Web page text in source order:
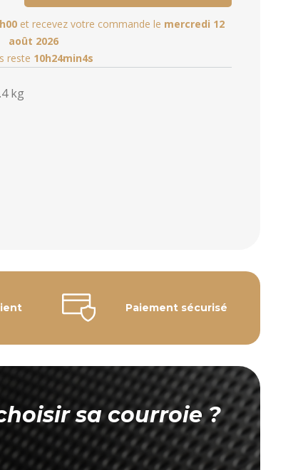
et recevez votre commande le mercredi 12
août 2026
reste 10h24min3s
kg
Paiement sécurisé
sa courroie ?